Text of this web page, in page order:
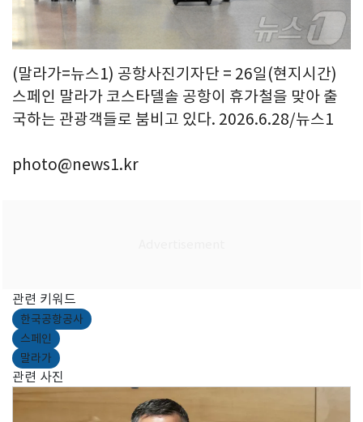
(말라가=뉴스1) 공항사진기자단 = 26일(현지시간)
스페인 말라가 코스타델솔 공항이 휴가철을 맞아 출
국하는 관광객들로 붐비고 있다. 2026.6.28/뉴스1
photo@news1.kr
관련 키워드
한국공항공사
스페인
말라가
관련 사진